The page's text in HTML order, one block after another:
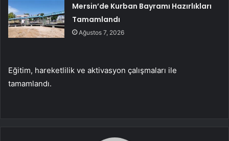
Mersin’de Kurban Bayramı Hazırlıkları
Tamamlandı
Ağustos 7, 2026
Eğitim, hareketlilik ve aktivasyon çalışmaları ile
tamamlandı.